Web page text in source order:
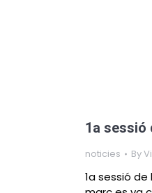
1a sessió
noticies By
1a sessió de